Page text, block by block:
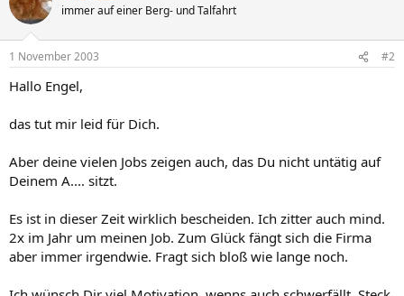
immer auf einer Berg- und Talfahrt
1 November 2003 #2
Hallo Engel,
das tut mir leid für Dich.
Aber deine vielen Jobs zeigen auch, das Du nicht untätig auf
Deinem A.... sitzt.
Es ist in dieser Zeit wirklich bescheiden. Ich zitter auch mind.
2x im Jahr um meinen Job. Zum Glück fängt sich die Firma
aber immer irgendwie. Fragt sich bloß wie lange noch.